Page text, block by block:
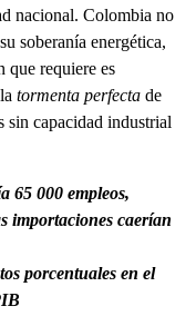
nacional. Colombia no
soberanía energética,
que requiere es
latormenta perfecta de
sin capacidad industrial
65 000 empleos,
importaciones caerían
porcentuales en el